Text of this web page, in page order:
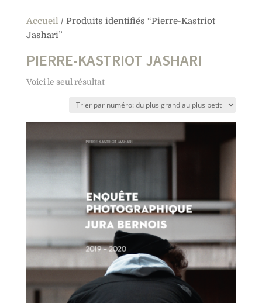
Accueil/ Produits identifiés “Pierre-Kastriot
Jashari”
PIERRE-KASTRIOT JASHARI
Voici le seul résultat